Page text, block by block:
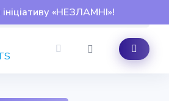
«НЕЗЛАМНІ»!